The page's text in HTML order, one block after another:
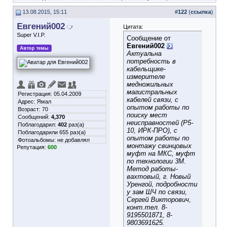
13.08.2015, 15:11 #122 (ссылка)
Евгений002
Super V.I.P.
Автор темы
Регистрация: 05.04.2009
Адрес: Ямал
Возраст: 70
Сообщений: 4,370
Поблагодарил: 402 раз(а)
Поблагодарили 655 раз(а)
Фотоальбомы: не добавлял
Репутация: 600
Цитата:
Сообщение от
Евгений002
Актуальна
потребность в
кабельщике-
измерителе
медножильных
магистральных
кабелей связи, с
опытом работы по
поиску мест
неисправностей (Р5-
10, ИРК-ПРО), с
опытом работы по
монтажу свинцовых
муфт на МКС, муфт
по технологии 3М.
Метод работы-
вахтовый, г. Новый
Уренгой, подробности
у зам ШЧ по связи,
Сергей Викторович,
конт.тел. 8-
9195501871, 8-
9803691625.